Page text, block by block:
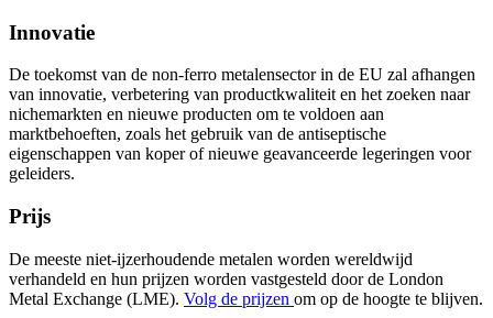
Innovatie
De toekomst van de non-ferro metalensector in de EU zal afhangen
van innovatie, verbetering van productkwaliteit en het zoeken naar
nichemarkten en nieuwe producten om te voldoen aan
marktbehoeften, zoals het gebruik van de antiseptische
eigenschappen van koper of nieuwe geavanceerde legeringen voor
geleiders.
Prijs
De meeste niet-ijzerhoudende metalen worden wereldwijd
verhandeld en hun prijzen worden vastgesteld door de London
Metal Exchange (LME). Volg de prijzen om op de hoogte te blijven.